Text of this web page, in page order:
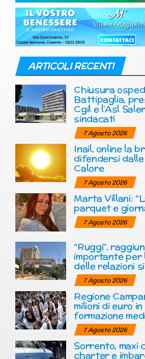
ARTICOLI RECENTI
Chiusura
Battipaglia,
Cgil e l’Asl
sindacati
7 Agosto 2026
Inail, online la
difendersi
Calore
7 Agosto 2026
Marta Villani:
parquet e
7 Agosto 2026
“Ruggi”,
importante per
delle relazioni
7 Agosto 2026
Regione
milioni di euro
formazione
7 Agosto 2026
Sorrento, maxi
charter e